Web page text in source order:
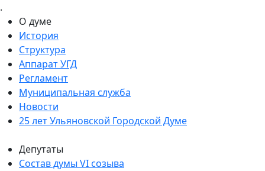
.
О думе
История
Структура
Аппарат УГД
Регламент
Муниципальная служба
Новости
25 лет Ульяновской Городской Думе
Депутаты
Состав думы VI созыва